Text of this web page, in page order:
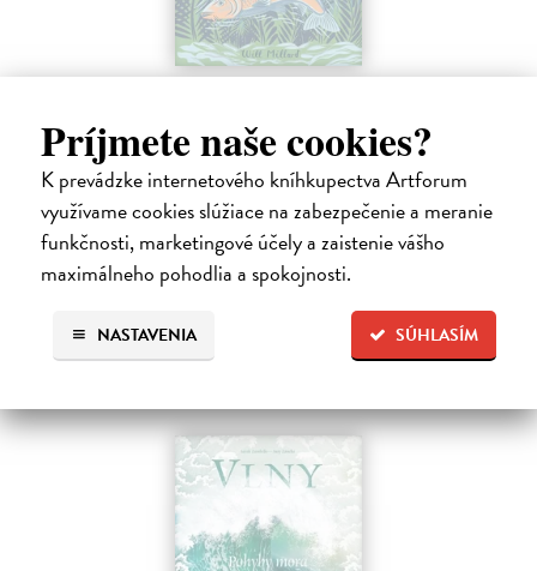
Príjmete naše cookies?
K prevádzke internetového kníhkupectva Artforum
využívame cookies slúžiace na zabezpečenie a meranie
funkčnosti, marketingové účely a zaistenie vášho
maximálneho pohodlia a spokojnosti.
SÚHLASÍM
NASTAVENIA
Millard Will
V bohato ilustrovanej príručke nájdu mladí záujemcovia všetky
dôležité informácie, ktoré budú potrebovať, kým sa vydajú na svoju
prvú rybačku. Autor knihy Will Millard, skúsený rybár, cestovateľ a
moderátor…
Na sklade ?
13,90 €
14,95 € ?